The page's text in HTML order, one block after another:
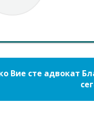
Вие сте адвокат